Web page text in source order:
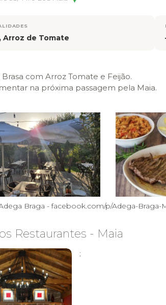
Arroz de Tomate
Brasa com Arroz Tomate e Feijão.
na próxima passagem pela Maia.
Braga - facebook.com/p/Adega-Braga-
Restaurantes - Maia
;